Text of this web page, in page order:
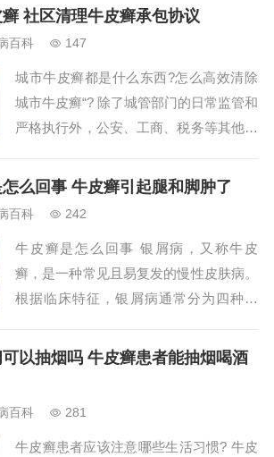
甲型银屑病不同。治疗建议：指甲型银屑
异而异，需在医生指导下进行规范治疗。
2、银屑...
社区清理牛皮癣承包协议
百科 147
城市牛皮癣都是什么东西?怎么高效清除
城市牛皮癣“? 除了城管部门的日常监管和
严格执行外，公安、工商、税务等其他部
罚条例对违规者进行处罚；工商部门依据
管理上，有可供借鉴的经验。水枪冲，小
刀刮，...
么回事 牛皮癣引起腿和脚肿了
百科 242
牛皮癣是怎么回事 银屑病，又称牛皮
癣，是一种常见且易复发的慢性皮肤病。
根据临床特征，银屑病通常分为四种类
型。寻常型银屑病是最常见的类型，表现
银屑病是一种常见的慢性炎症性皮肤病，
俗称牛皮癣。以下...
以抽烟吗 牛皮癣患者能抽烟喝酒
百科 281
牛皮癣患者应该注意哪些生活习惯? 牛皮